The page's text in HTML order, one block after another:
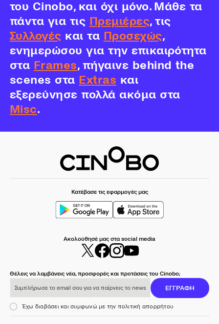
του Cinobo, και όχι μόνο. Μάθε τα
πάντα για τις Πρεμιέρες, τις
Συλλογές και τα Προσεχώς,
ενημερώσου για την επικαιρότητα
στα Frames, πήγαινε behind the
scenes στα Extras και
εξερεύνησε πολλά ακόμα στα
Misc.
Κατέβασε τις εφαρμογές μας
Ακολούθησέ μας στα social media
Θέλεις να λαμβάνεις νέα, προσφορές και προτάσεις του Cinobo;
ΕΓΓΡΑΦΗ
Έχω διαβάσει και συμφωνώ με την πολιτική απορρήτου